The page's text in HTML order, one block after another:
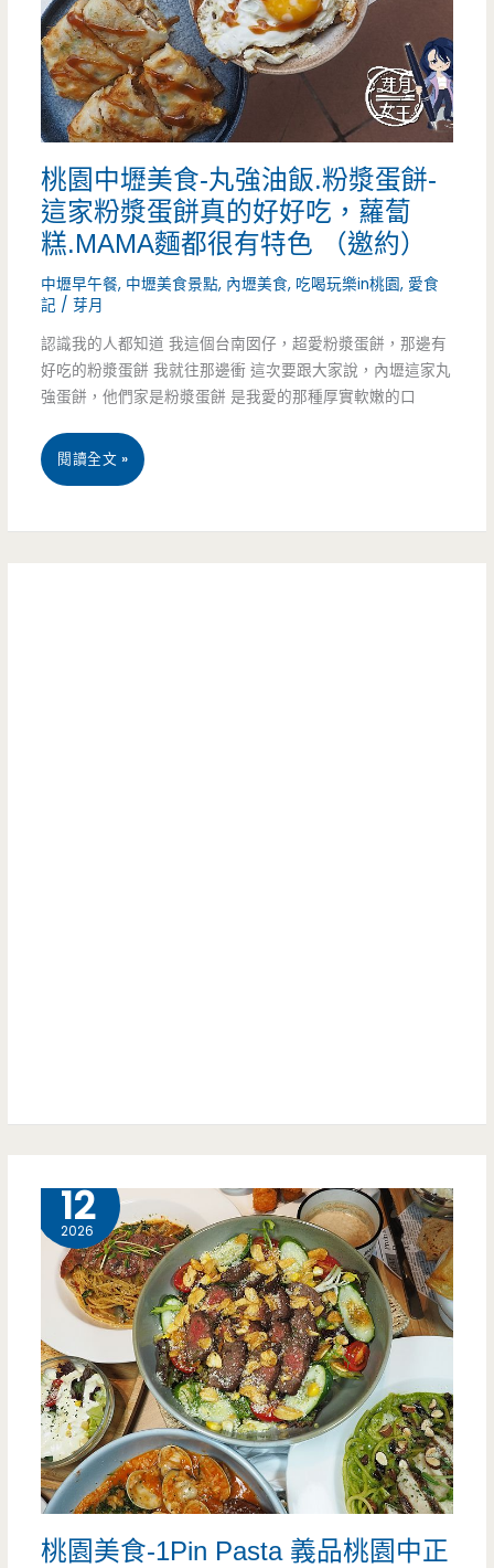
耶
~
（邀
約）
早
餐
坊-
超
大
巨
霸
飯
糰
太
桃園中壢美食-丸強油飯.粉漿蛋餅-
這家粉漿蛋餅真的好好吃，蘿蔔
糕.MAMA麵都很有特色 （邀約）
中壢早午餐, 中壢美食景點, 內壢美食, 吃喝玩樂in桃園, 愛食
記 /芽月
認識我的人都知道 我這個台南囡仔，超愛粉漿蛋餅，那邊有
好吃的粉漿蛋餅 我就往那邊衝 這次要跟大家說，內壢這家丸
強蛋餅，他們家是粉漿蛋餅 是我愛的那種厚實軟嫩的口
桃
粉
餅
真
好
好
吃，
蘿
蔔
閱讀全文 »
12
2026
桃園美食-1Pin Pasta 義品桃園中正